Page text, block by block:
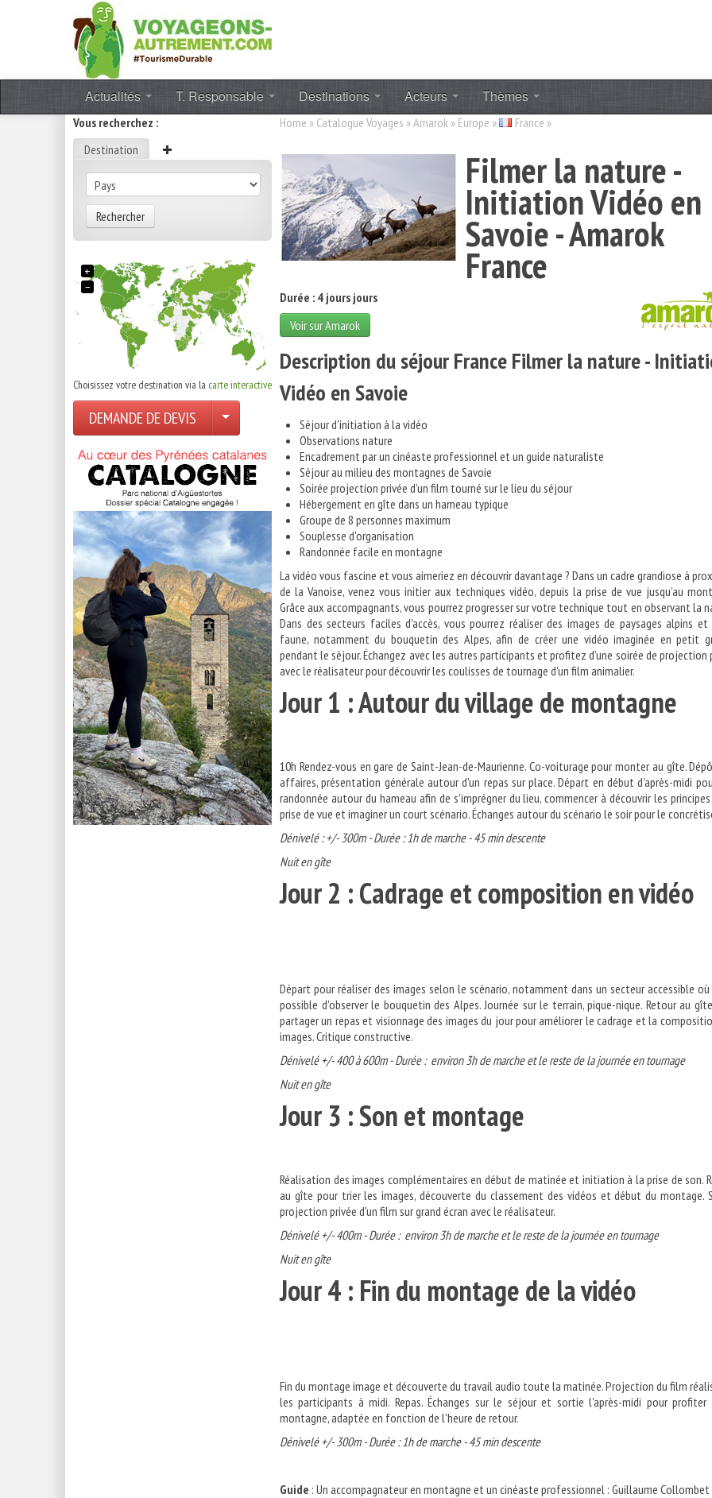
Actualités T. Responsable Destinations Acteurs Thèmes
Vous recherchez :
Destination
Rechercher
+
−
Choisissez votre destination via la carte interactive
DEMANDE DE DEVIS
Home » Catalogue Voyages »Amarok » Europe » France »
Filmer la nature -
Initiation Vidéo en
Savoie - Amarok
France
Durée : 4 jours jours
Voir sur Amarok
Description du séjour France Filmer la nature -
Vidéo en Savoie
Séjour d'initiation à la vidéo
Observations nature
Encadrement par un cinéaste professionnel et un guide naturaliste
Séjour au milieu des montagnes de Savoie
Soirée projection privée d’un film tourné sur le lieu du séjour
Hébergement en gîte dans un hameau typique
Groupe de 8 personnes maximum
Souplesse d'organisation
Randonnée facile en montagne
La vidéo vous fascine et vous aimeriez en découvrir davantage ? Dans un cadre grandiose à
de la Vanoise, venez vous initier aux techniques vidéo, depuis la prise de vue jusqu'au
Grâce aux accompagnants, vous pourrez progresser sur votre technique tout en observant la
Dans des secteurs faciles d'accès, vous pourrez réaliser des images de paysages alpins
faune, notamment du bouquetin des Alpes, afin de créer une vidéo imaginée en petit
pendant le séjour. Échangez avec les autres participants et profitez d’une soirée de projection
avec le réalisateur pour découvrir les coulisses de tournage d'un film animalier.
Jour 1 : Autour du village de
10h Rendez-vous en gare de Saint-Jean-de-Maurienne. Co-voiturage pour monter au gîte.
affaires, présentation générale autour d'un repas sur place. Départ en début d'après-midi
randonnée autour du hameau afin de s'imprégner du lieu, commencer à découvrir les
prise de vue et imaginer un court scénario. Échanges autour du scénario le soir pour le
Dénivelé : +/- 300m - Durée : 1h de marche - 45 min descente
Nuit en gîte
Jour 2 : Cadrage et composition en
Départ pour réaliser des images selon le scénario, notamment dans un secteur accessible
possible d'observer le bouquetin des Alpes. Journée sur le terrain, pique-nique. Retour au
partager un repas et visionnage des images du jour pour améliorer le cadrage et la
images. Critique constructive.
Dénivelé +/- 400 à 600m - Durée : environ 3h de marche et le reste de la journée en tournage
Nuit en gîte
Jour 3 : Son et
Réalisation des images complémentaires en début de matinée et initiation à la prise de son.
au gîte pour trier les images, découverte du classement des vidéos et début du montage.
projection privée d'un film sur grand écran avec le réalisateur.
Dénivelé +/- 400m - Durée : environ 3h de marche et le reste de la journée en tournage
Nuit en gîte
Jour 4 : Fin du montage de la
Fin du montage image et découverte du travail audio toute la matinée. Projection du film
les participants à midi. Repas. Échanges sur le séjour et sortie l'après-midi pour
montagne, adaptée en fonction de l'heure de retour.
Dénivelé +/- 300m - Durée : 1h de marche - 45 min descente
Guide : Un accompagnateur en montagne et un cinéaste professionnel : Guillaume Collombet